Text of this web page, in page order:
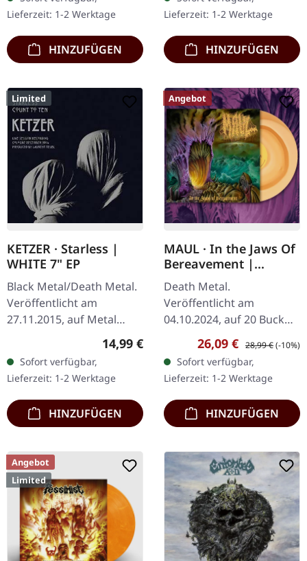
Limitiert auf 500
handnummerierte…
Lieferzeit: 1-2 Werktage
HINZUFÜGEN
Withered liefern mit
"Grief Relic" ein…
Lieferzeit: 1-2 Werktage
HINZUFÜGEN
Limited
KETZER · Starless |
WHITE 7" EP
Black Metal/Death Metal.
Veröffentlicht am
27.11.2015, auf Metal
Blade Records. Weiße 7"
EP. Limitiert auf 200
Exemplare. Die deutsche
Black…
Regulärer Preis:
14,99 €
Sofort verfügbar,
Lieferzeit: 1-2 Werktage
HINZUFÜGEN
Angebot
MAUL · In the Jaws Of
Bereavement |
BONE/BEER LP
Death Metal.
Veröffentlicht am
04.10.2024, auf 20 Buck
Spin. Bone/Beer Vinyl. Das
neueste Werk von Maul,
"In the Jaws of
Bereavement", ist eine…
Verkaufspreis:
26,09 € Regulärer Preis:
28,99 €(-10%)
Sofort verfügbar,
Lieferzeit: 1-2 Werktage
HINZUFÜGEN
Angebot
Limited